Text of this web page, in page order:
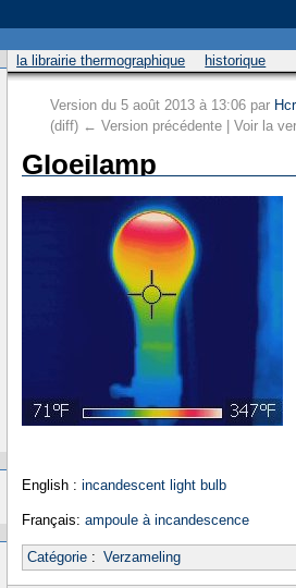
la librairie thermographique historique
Version du 5 août 2013 à 13:06 par
(diff) ← Version précédente | Voir la
Gloeilamp
English : incandescent light bulb
Français: ampoule à incandescence
Catégorie: Verzameling